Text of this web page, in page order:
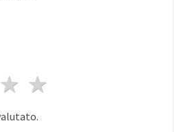
4 stelle
3 stelle